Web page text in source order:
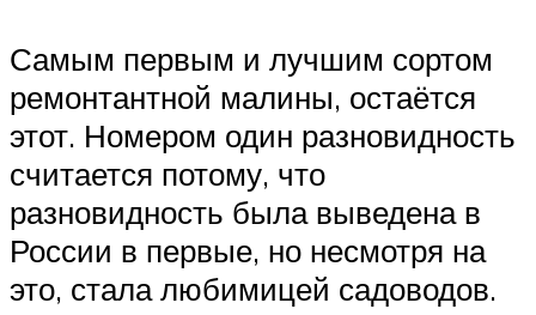
Самым первым и лучшим сортом
ремонтантной малины, остаётся
этот. Номером один разновидность
считается потому, что
разновидность была выведена в
России в первые, но несмотря на
это, стала любимицей садоводов.